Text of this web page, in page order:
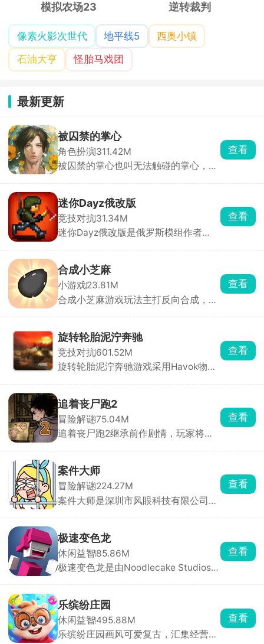
模拟农场23 逆转裁判
像素火影次世代 地平线5
西奥小镇
石油大亨
怪胎马戏团
最新更新
被囚禁的掌心
角色扮演311.42M
被囚禁的掌心也叫无法触碰的掌心，玩
恋爱故事。通过独特的体感式触碰玩
法，只需将手掌或额头轻贴手机屏幕，
即可与男主深情互动。游戏内，监视玩
法增添趣味，观察男主房间、触摸互
查看
迷你Dayz俄改版
竞技对抗31.34M
迷你Dayz俄改版是俄罗斯模组作者
风、上帝俯视视角和硬核末日求生内
核，在原版底子上大幅度扩容内容、修
正 BUG、新增玩法，弥补了官方原版
内容单薄、装备少、玩法单调的短板。
查看
合成小芝麻
小游戏23.81M
合成小芝麻游戏玩法主打反向合成，其
可以在一局里玩很久。通过滑动屏幕操
控水果下落位置，相同水果碰撞即可合
成更小的水果。简单易上手，却让人停
不下来，是打发碎片时间的解压神器。
查看
旋转轮胎泥泞奔驰
竞技对抗601.52M
旋转轮胎泥泞奔驰游戏采用Havok物理
时搭配多台定位迥异的硬核载具，化身
奔波在荒野之中的职业货运司机，核心
任务便是承接各类物资订单，把货物从
起点完好无损运送至目的地。
查看
追着丧尸跑2
冒险解谜75.04M
追着丧尸跑2继承前作剧情，玩家将置
场景，搜集水源、食物、药物和武器等
生存物资，同时与丧尸展开激烈战斗。
本作在前作基础上加入了大量全新元
素，支持招募队友并肩作战，还能通过
查看
案件大师
冒险解谜224.27M
案件大师是深圳市风眼科技有限公司发
鼎的名侦探，深入这座光鲜亮丽却暗藏
玄机的城市，侦破一桩又一桩疑难案
件。城市表面繁华，实则在权力与诱惑
的驱使下犯罪率居高不下，隐秘角落中
查看
极速变色龙
休闲益智85.86M
极速变色龙是由Noodlecake Studios打
注于操作与节奏。游戏独创变色系统，
角色自动前进，玩家只需通过双按钮控
制跳跃、双连跳与颜色切换，保持与脚
下平台颜色一致才能安全落地。
查看
乐缤纷庄园
休闲益智495.88M
乐缤纷庄园画风可爱复古，汇集经营、
查看